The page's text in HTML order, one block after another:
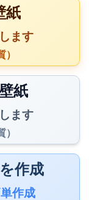
紙
ます
紙
ます
作成
作成